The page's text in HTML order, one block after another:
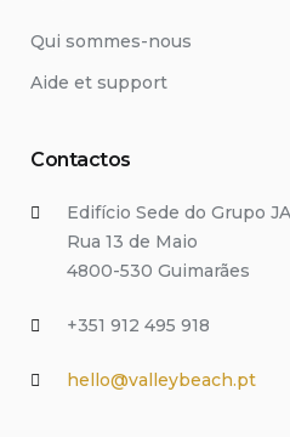
Qui sommes-nous
Aide et support
Contactos
Edifício Sede do Grupo
Rua 13 de Maio
4800-530 Guimarães
+351 912 495 918
hello@valleybeach.pt